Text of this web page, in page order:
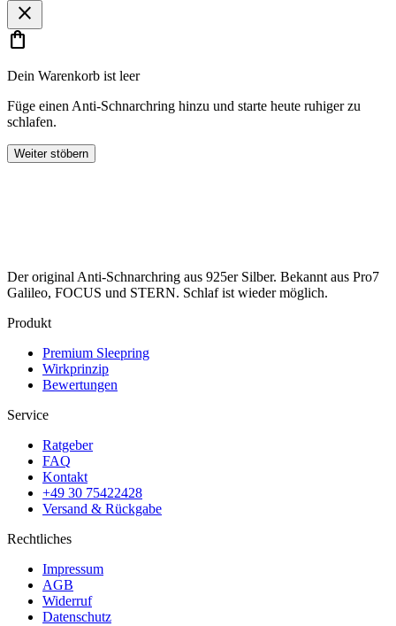
close
shopping_bag
Dein Warenkorb ist leer
Füge einen Anti-Schnarchring hinzu und starte heute ruhiger zu
schlafen.
Weiter stöbern
Der original Anti-Schnarchring aus 925er Silber. Bekannt aus Pro7
Galileo, FOCUS und STERN. Schlaf ist wieder möglich.
Produkt
Premium Sleepring
Wirkprinzip
Bewertungen
Service
Ratgeber
FAQ
Kontakt
+49 30 75422428
Versand & Rückgabe
Rechtliches
Impressum
AGB
Widerruf
Datenschutz